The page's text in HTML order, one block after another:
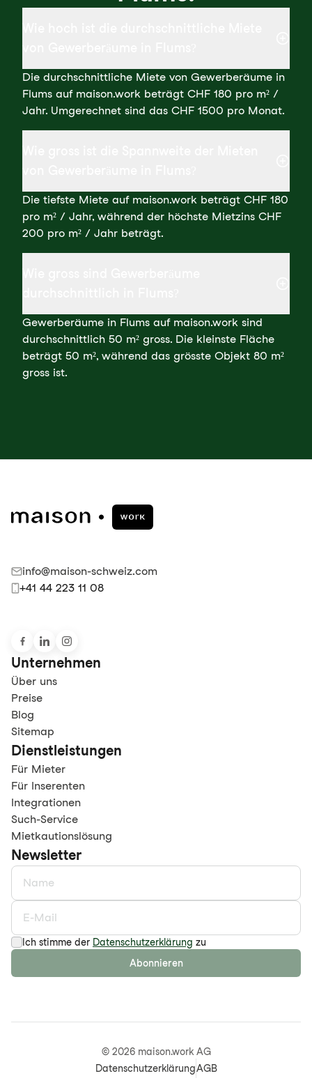
Die durchschnittliche Miete von Gewerberäume in
Flums auf maison.work beträgt CHF 180 pro m² /
Jahr. Umgerechnet sind das CHF 1500 pro Monat.
Die tiefste Miete auf maison.work beträgt CHF 180
pro m² / Jahr, während der höchste Mietzins CHF
200 pro m² / Jahr beträgt.
Gewerberäume in Flums auf maison.work sind
durchschnittlich 50 m² gross. Die kleinste Fläche
beträgt 50 m², während das grösste Objekt 80 m²
gross ist.
info@maison-schweiz.com
+41 44 223 11 08
Unternehmen
Über uns
Preise
Blog
Sitemap
Dienstleistungen
Für Mieter
Für Inserenten
Integrationen
Such-Service
Mietkautionslösung
Newsletter
Ich stimme der Datenschutzerklärung zu
Abonnieren
© 2026maison.work AG
DatenschutzerklärungAGB